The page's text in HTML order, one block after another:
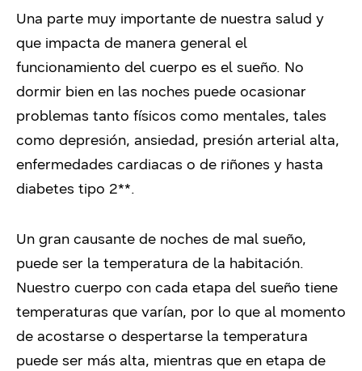
Una parte muy importante de nuestra salud y
que impacta de manera general el
funcionamiento del cuerpo es el sueño. No
dormir bien en las noches puede ocasionar
problemas tanto físicos como mentales, tales
como depresión, ansiedad, presión arterial alta,
enfermedades cardiacas o de riñones y hasta
diabetes tipo 2**.
Un gran causante de noches de mal sueño,
puede ser la temperatura de la habitación.
Nuestro cuerpo con cada etapa del sueño tiene
temperaturas que varían, por lo que al momento
de acostarse o despertarse la temperatura
puede ser más alta, mientras que en etapa de